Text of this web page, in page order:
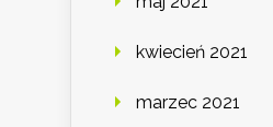
kwiecień 2021
marzec 2021